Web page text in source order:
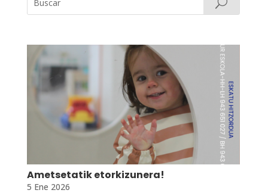
Ametsetatik etorkizunera!
5 Ene 2026